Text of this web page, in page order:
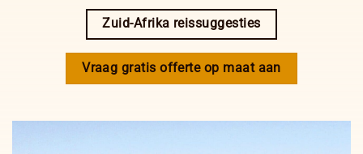
Zuid-Afrika reissuggesties
Vraag gratis offerte op maat aan